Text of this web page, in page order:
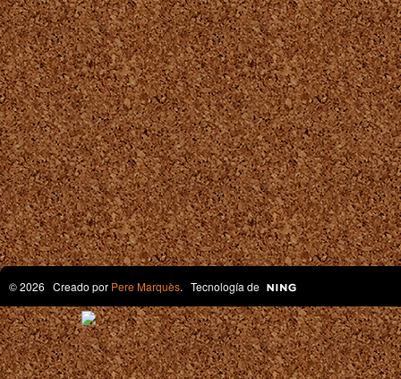
© 2026 Creado por Pere Marquès. Tecnología de